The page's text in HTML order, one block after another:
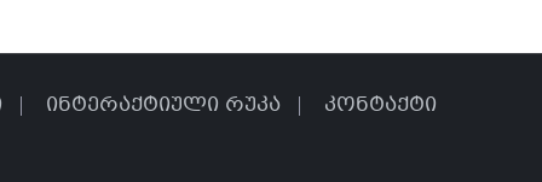
ინტერაქტიული რუკა კონტაქტი